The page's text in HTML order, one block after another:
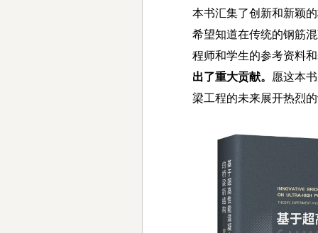
本书汇集了创新和新颖
希望知道在传统的钢筋
程师和学生的参考资料
出了重大贡献。 愿这本
梁工程的未来展开热烈